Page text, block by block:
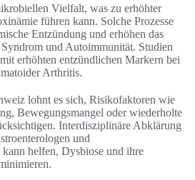
Vielfalt, was zu erhöhter
führen kann. Solche Prozesse
Entzündung und erhöhen das
und Autoimmunität. Studien
erhöhten entzündlichen Markern bei
Arthritis.
lohnt es sich, Risikofaktoren wie
Bewegungsmangel oder wiederholte
Interdisziplinäre Abklärung
und
helfen, Dysbiose und ihre